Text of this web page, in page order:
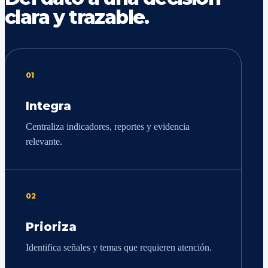
clara y trazable.
01
Integra
Centraliza indicadores, reportes y evidencia
relevante.
02
Prioriza
Identifica señales y temas que requieren atención.